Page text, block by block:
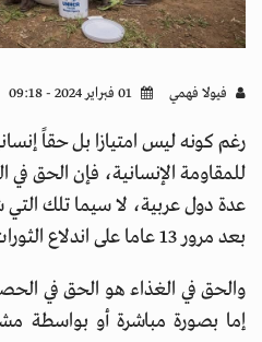
فيولا فهمي
رغم كونه ليس امتيازا بل حقاً
للمقاومة الإنسانية، فإن الحق في
عدة دول عربية، لا سيما تلك
بعد مرور 13 عاما على اندلاع الثورات العربية في عام 2011.
والحق في الغذاء هو الحق في
إما بصورة مباشرة أو بواسطة